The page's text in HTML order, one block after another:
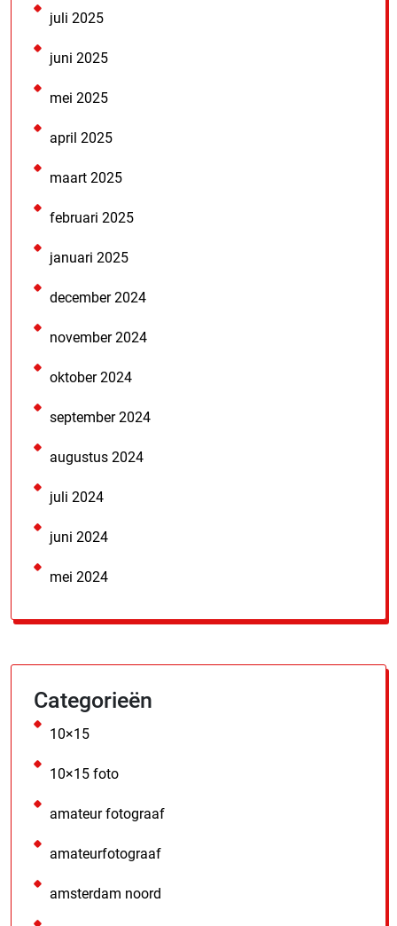
juli 2025
juni 2025
mei 2025
april 2025
maart 2025
februari 2025
januari 2025
december 2024
november 2024
oktober 2024
september 2024
augustus 2024
juli 2024
juni 2024
mei 2024
Categorieën
10×15
10×15 foto
amateur fotograaf
amateurfotograaf
amsterdam noord